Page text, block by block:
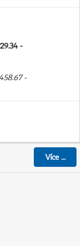
-
-
Více...